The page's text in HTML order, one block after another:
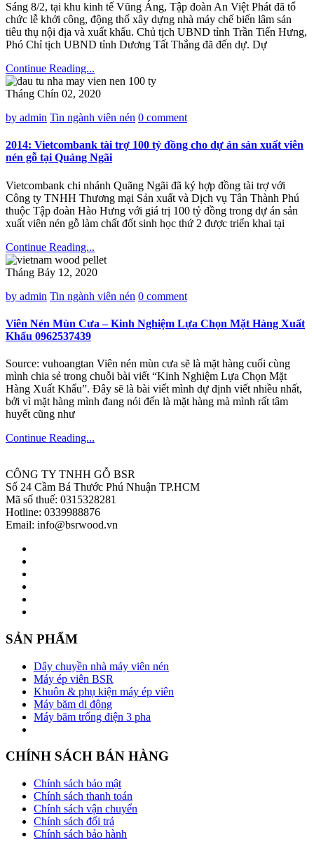
Sáng 8/2, tại khu kinh tế Vũng Áng, Tập đoàn An Việt Phát đã tổ
chức lễ khởi công, động thổ xây dựng nhà máy chế biến lâm sản
tiêu thụ nội địa và xuất khẩu. Chủ tịch UBND tỉnh Trần Tiến Hưng,
Phó Chỉ tịch UBND tỉnh Dương Tất Thắng đã đến dự. Dự
Continue Reading...
Tháng Chín 02, 2020
by admin Tin ngành viên nén 0 comment
2014: Vietcombank tài trợ 100 tỷ đồng cho dự án sản xuất viên
nén gỗ tại Quảng Ngãi
Vietcombank chi nhánh Quãng Ngãi đã ký hợp đồng tài trợ với
Công ty TNHH Thương mại Sản xuất và Dịch vụ Tân Thành Phú
thuộc Tập đoàn Hào Hưng với giá trị 100 tỷ đồng trong dự án sản
xuất viên nén gỗ làm chất đốt sinh học thứ 2 được triển khai tại
Continue Reading...
Tháng Bảy 12, 2020
by admin Tin ngành viên nén 0 comment
Viên Nén Mùn Cưa – Kinh Nghiệm Lựa Chọn Mặt Hàng Xuất
Khẩu 0962537439
Source: vuhoangtan Viên nén mùn cưa sẽ là mặt hàng cuối cùng
mình chia sẻ trong chuỗi bài viết “Kinh Nghiệm Lựa Chọn Mặt
Hàng Xuất Khẩu”. Đây sẽ là bài viết mình dự định viết nhiều nhất,
bởi vì mặt hàng mình đang nói đến là mặt hàng mà mình rất tâm
huyết cũng như
Continue Reading...
CÔNG TY TNHH GỖ BSR
Số 24 Cầm Bá Thước Phú Nhuận TP.HCM
Mã số thuế: 0315328281
Hotline: 0339988876
Email: info@bsrwood.vn
SẢN PHẨM
Dây chuyền nhà máy viên nén
Máy ép viên BSR
Khuôn & phụ kiện máy ép viên
Máy băm di động
Máy băm trống điện 3 pha
CHÍNH SÁCH BÁN HÀNG
Chính sách bảo mật
Chính sách thanh toán
Chính sách vận chuyển
Chính sách đổi trả
Chính sách bảo hành